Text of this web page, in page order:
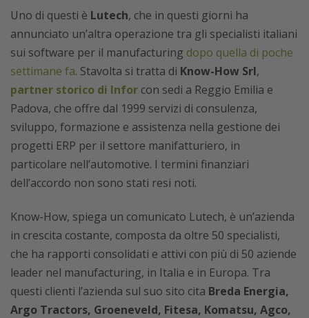
Uno di questi è Lutech, che in questi giorni ha
annunciato un’altra operazione tra gli specialisti italiani
sui software per il manufacturing dopo quella di poche
settimane fa. Stavolta si tratta di Know-How Srl,
partner storico di Infor con sedi a Reggio Emilia e
Padova, che offre dal 1999 servizi di consulenza,
sviluppo, formazione e assistenza nella gestione dei
progetti ERP per il settore manifatturiero, in
particolare nell’automotive. I termini finanziari
dell’accordo non sono stati resi noti.
Know-How, spiega un comunicato Lutech, è un’azienda
in crescita costante, composta da oltre 50 specialisti,
che ha rapporti consolidati e attivi con più di 50 aziende
leader nel manufacturing, in Italia e in Europa. Tra
questi clienti l’azienda sul suo sito cita Breda Energia,
Argo Tractors, Groeneveld, Fitesa, Komatsu, Agco,